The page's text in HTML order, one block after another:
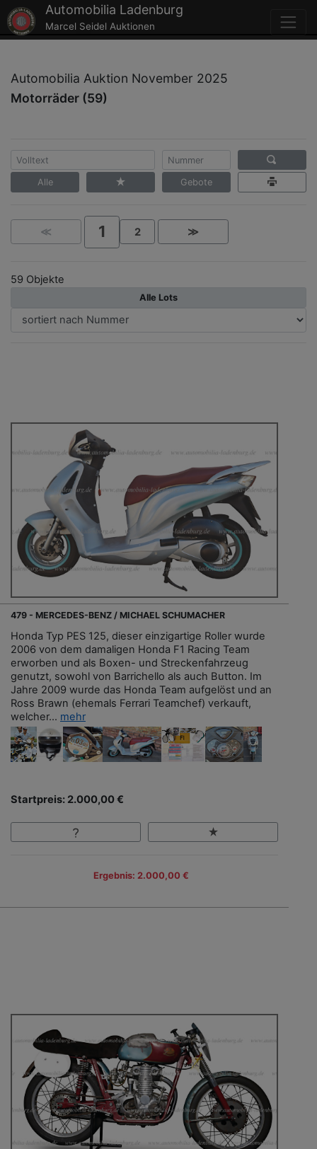
Automobilia Ladenburg
Marcel Seidel Auktionen
Automobilia Auktion November 2025
Motorräder (59)
Alle Gebote
≪ 1 2 ≫
59 Objekte
Alle Lots
479 - MERCEDES-BENZ / MICHAEL SCHUMACHER
Honda Typ PES 125, dieser einzigartige Roller wurde
2006 von dem damaligen Honda F1 Racing Team
erworben und als Boxen- und Streckenfahrzeug
genutzt, sowohl von Barrichello als auch Button. Im
Jahre 2009 wurde das Honda Team aufgelöst und an
Ross Brawn (ehemals Ferrari Teamchef) verkauft,
welcher... mehr
Startpreis: 2.000,00 €
Ergebnis: 2.000,00 €